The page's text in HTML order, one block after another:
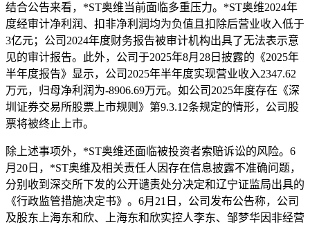
结合公告来看，*ST奥维当前面临多重压力。*ST奥维2024年
度经审计净利润、扣非净利润均为负值且扣除后营业收入低于
3亿元；公司2024年度财务报告被审计机构出具了无法表示意
见的审计报告。此外，公司于2025年8月28日披露的《2025年
半年度报告》显示，公司2025年半年度实现营业收入2347.62
万元，归母净利润为-8906.69万元。如公司2025年度存在《深
圳证券交易所股票上市规则》第9.3.12条规定的情形，公司股
票将被终止上市。
除上述事项外，*ST奥维还面临被投资者索赔诉讼的风险。6
月20日，*ST奥维及相关责任人因存在信息披露不准确问题，
分别收到深交所下发的公开谴责处分决定和辽宁证监局出具的
《行政监管措施决定书》。6月21日，公司发布公告称，公司
及股东上海东和欣、上海东和欣实控人李东、邹梦华因非经营